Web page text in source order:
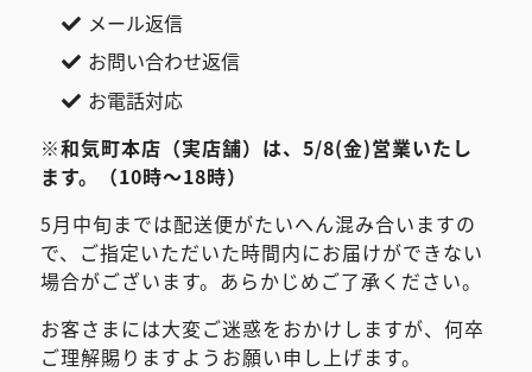
メール返信
お問い合わせ返信
お電話対応
※和気町本店（実店舗）は、 5/8(金)営業いたし
ます。（10時～18時）
5月中旬までは配送便がたいへん混み合いますの
で、ご指定いただいた時間内にお届けができない
場合がございます。あらかじめご了承ください。
お客さまには大変ご迷惑をおかけしますが、何卒
ご理解賜りますようお願い申し上げます。